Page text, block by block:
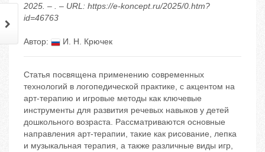
2025. – . – URL: https://e-koncept.ru/2025/0.htm?
id=46763
Автор: И. Н. Крючек
Статья посвящена применению современных
технологий в логопедической практике, с акцентом на
арт-терапию и игровые методы как ключевые
инструменты для развития речевых навыков у детей
дошкольного возраста. Рассматриваются основные
направления арт-терапии, такие как рисование, лепка
и музыкальная терапия, а также различные виды игр,